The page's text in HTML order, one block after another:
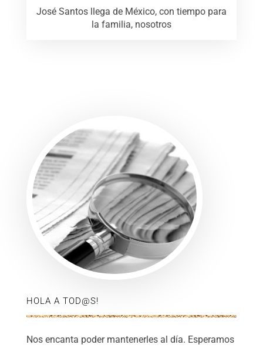
José Santos llega de México, con tiempo para
la familia, nosotros
HOLA A TOD@S!
Nos encanta poder mantenerles al día. Esperamos